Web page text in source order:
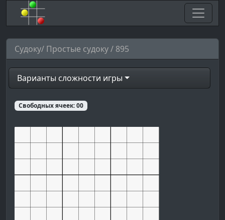
Судоку/ Простые судоку / 895
Варианты сложности игры
Свободных ячеек:00